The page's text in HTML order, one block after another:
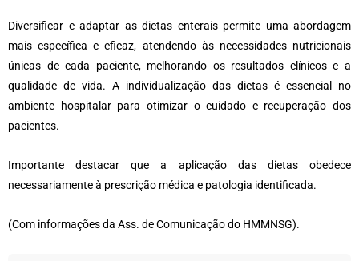
Diversificar e adaptar as dietas enterais permite uma abordagem
mais específica e eficaz, atendendo às necessidades nutricionais
únicas de cada paciente, melhorando os resultados clínicos e a
qualidade de vida. A individualização das dietas é essencial no
ambiente hospitalar para otimizar o cuidado e recuperação dos
pacientes.
Importante destacar que a aplicação das dietas obedece
necessariamente à prescrição médica e patologia identificada.
(Com informações da Ass. de Comunicação do HMMNSG).